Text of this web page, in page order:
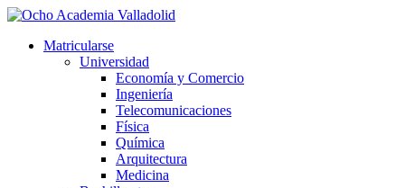
Ir
contenidoMatricularse
Universidad
Economía y Comercio
Ingeniería
Telecomunicaciones
Física
Química
Arquitectura
Medicina